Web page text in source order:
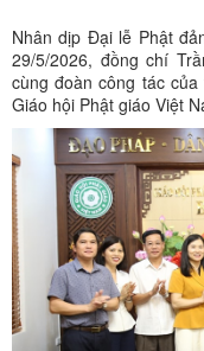
Nhân dịp Đại lễ Phật
29/5/2026, đồng chí
cùng đoàn công tác
Giáo hội Phật giáo Việt